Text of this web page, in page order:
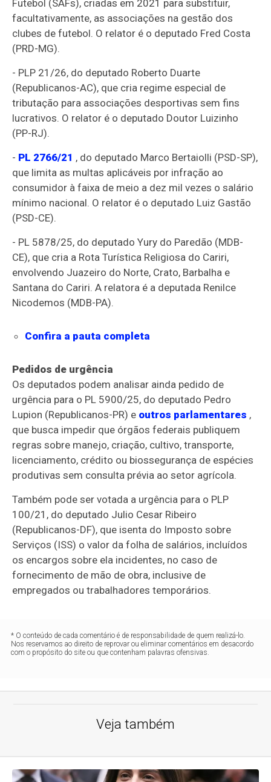
Futebol (SAFs), criadas em 2021 para substituir,
facultativamente, as associações na gestão dos
clubes de futebol. O relator é o deputado Fred Costa
(PRD-MG).
- PLP 21/26, do deputado Roberto Duarte
(Republicanos-AC), que cria regime especial de
tributação para associações desportivas sem fins
lucrativos. O relator é o deputado Doutor Luizinho
(PP-RJ).
- PL 2766/21 , do deputado Marco Bertaiolli (PSD-SP),
que limita as multas aplicáveis por infração ao
consumidor à faixa de meio a dez mil vezes o salário
mínimo nacional. O relator é o deputado Luiz Gastão
(PSD-CE).
- PL 5878/25, do deputado Yury do Paredão (MDB-
CE), que cria a Rota Turística Religiosa do Cariri,
envolvendo Juazeiro do Norte, Crato, Barbalha e
Santana do Cariri. A relatora é a deputada Renilce
Nicodemos (MDB-PA).
Confira a pauta completa
Pedidos de urgência
Os deputados podem analisar ainda pedido de
urgência para o PL 5900/25, do deputado Pedro
Lupion (Republicanos-PR) e outros parlamentares ,
que busca impedir que órgãos federais publiquem
regras sobre manejo, criação, cultivo, transporte,
licenciamento, crédito ou biossegurança de espécies
produtivas sem consulta prévia ao setor agrícola.
Também pode ser votada a urgência para o PLP
100/21, do deputado Julio Cesar Ribeiro
(Republicanos-DF), que isenta do Imposto sobre
Serviços (ISS) o valor da folha de salários, incluídos
os encargos sobre ela incidentes, no caso de
fornecimento de mão de obra, inclusive de
empregados ou trabalhadores temporários.
* O conteúdo de cada comentário é de responsabilidade de quem realizá-lo.
Nos reservamos ao direito de reprovar ou eliminar comentários em desacordo
com o propósito do site ou que contenham palavras ofensivas.
Veja também